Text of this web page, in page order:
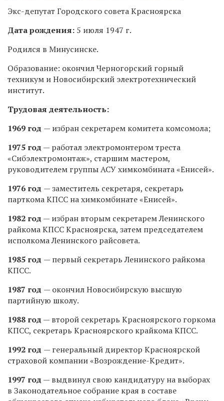
Экс-депутат Городского совета Красноярска
Дата рождения: 5 июля 1947 г.
Родился в Минусинске.
Образование: окончилЧерногорский горный
техникум иНовосибирский электротехнический
институт.
Трудовая деятельность:
1969 год — избран секретарем комитета комсомола;
1975 год — работал электромонтером треста
«Сибэлектромонтаж», старшим мастером,
руководителем группы АСУ химкомбината «Енисей».
1976 год — заместитель секретаря, секретарь
парткома КПСС на химкомбинате «Енисей».
1982 год — избран вторым секретарем Ленинского
райкома КПСС Красноярска, затем председателем
исполкома Ленинского райсовета.
1985 год — первый секретарь Ленинского райкома
КПСС.
1987 год — окончил Новосибирскую высшую
партийную школу.
1988 год — второй секретарь Красноярского горкома
КПСС, секретарь Красноярского крайкома КПСС.
1992 год — генеральный директор Красноярской
страховой компании «Возрождение-Кредит».
1997 год — выдвинул свою кандидатуру на выборах
в Законодательное собрание края в составе